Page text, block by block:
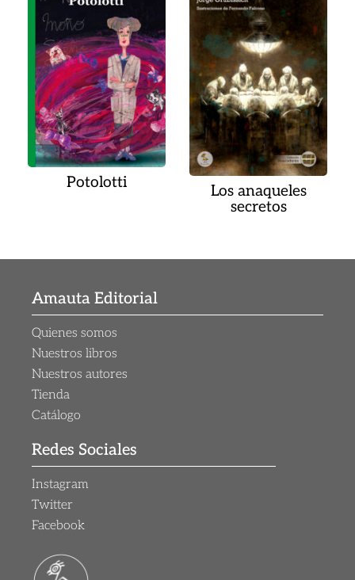
Potolotti
Los anaqueles
secretos
Amauta Editorial
Quienes somos
Nuestros libros
Nuestros autores
Tienda
Catálogo
Redes Sociales
Instagram
Twitter
Facebook